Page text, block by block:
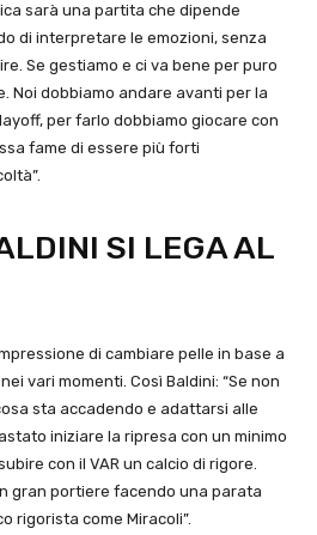
sarà una partita che dipende
di interpretare le emozioni, senza
Se gestiamo e ci va bene per puro
Noi dobbiamo andare avanti per la
per farlo dobbiamo giocare con
fame di essere più forti
SI LEGA AL
di cambiare pelle in base a
vari momenti. Così Baldini: “Se non
sta accadendo e adattarsi alle
iniziare la ripresa con un minimo
con il VAR un calcio di rigore.
gran portiere facendo una parata
rigorista come Miracoli”.